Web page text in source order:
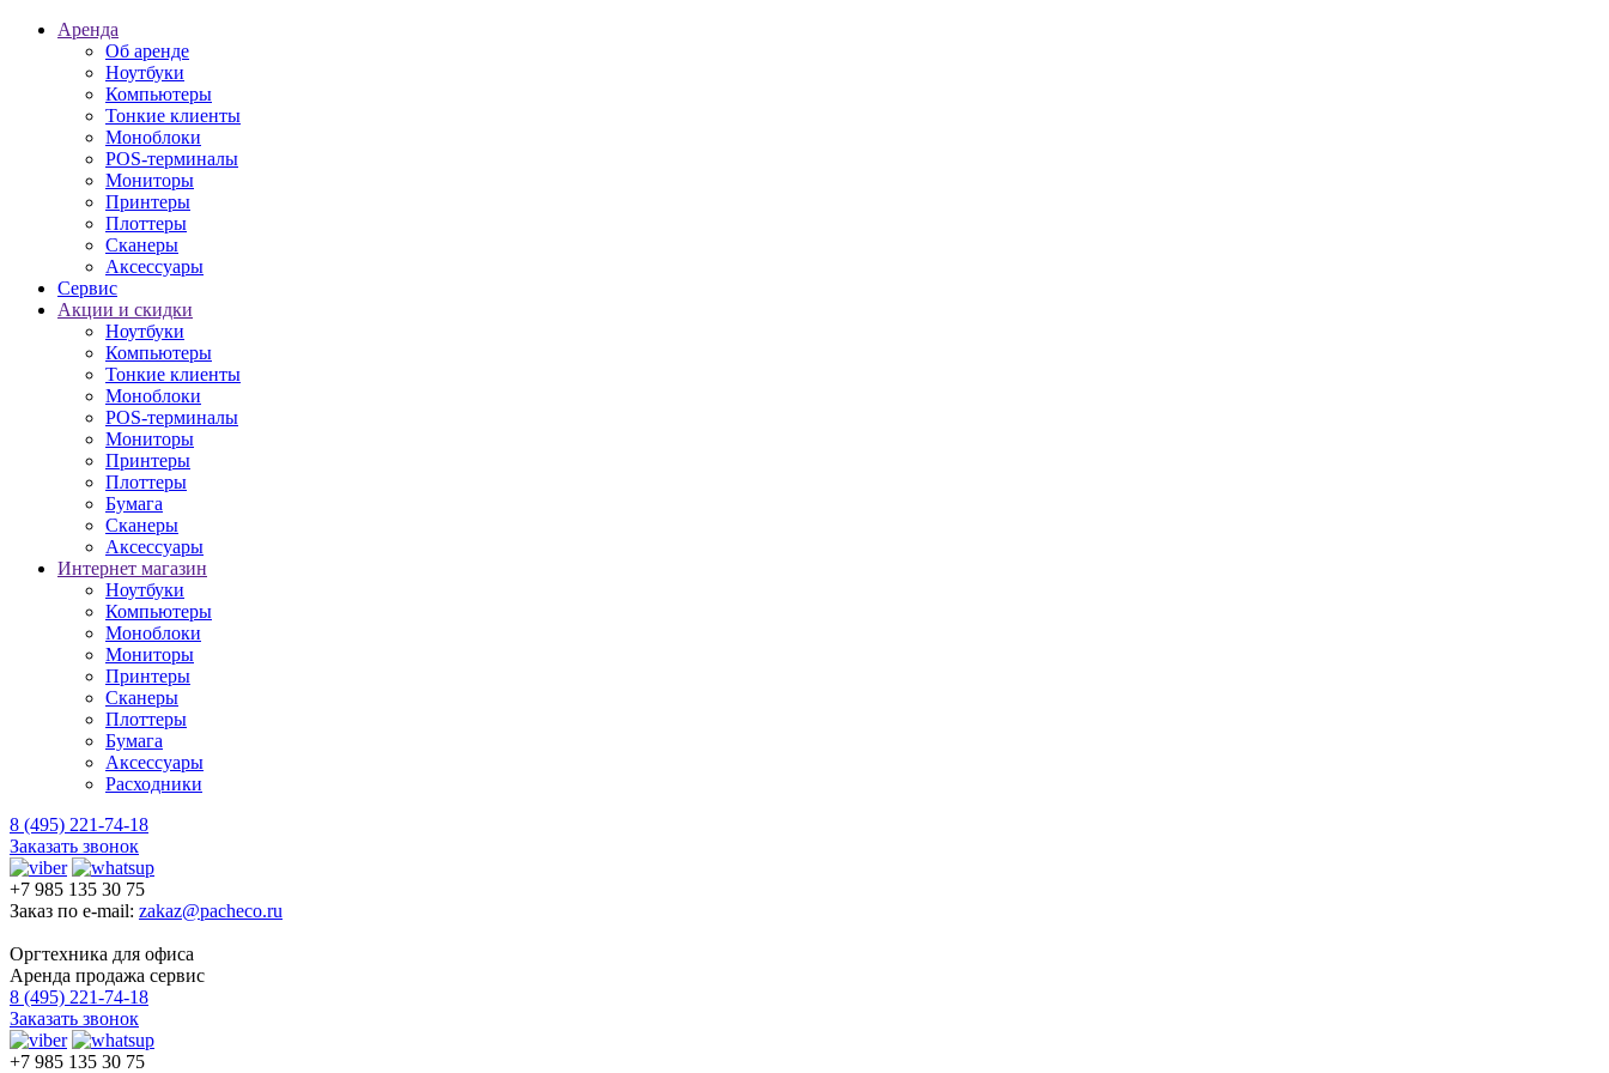
Аренда
Об аренде
Ноутбуки
Компьютеры
Тонкие клиенты
Моноблоки
POS-терминалы
Мониторы
Принтеры
Плоттеры
Сканеры
Аксессуары
Сервис
Акции и скидки
Ноутбуки
Компьютеры
Тонкие клиенты
Моноблоки
POS-терминалы
Мониторы
Принтеры
Плоттеры
Бумага
Сканеры
Аксессуары
Интернет магазин
Ноутбуки
Компьютеры
Моноблоки
Мониторы
Принтеры
Сканеры
Плоттеры
Бумага
Аксессуары
Расходники
8 (495) 221-74-18
Заказать звонок
+7 985 135 30 75
Заказ по e-mail: zakaz@pacheco.ru
Оргтехника для офиса
Аренда продажа сервис
8 (495) 221-74-18
Заказать звонок
+7 985 135 30 75